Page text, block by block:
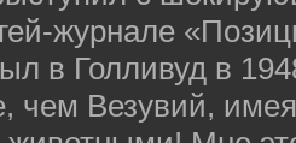
журнале
в Голливуд в
чем Везувий,